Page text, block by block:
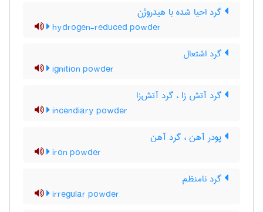
گرد احیا شده با هیدروژن
hydrogen-reduced powder
گرد اشتعال
ignition powder
گرد آتش زا ، گرد آتش‌زا
incendiary powder
پودر آهن ، گرد آهن
iron powder
گرد نامنظم
irregular powder